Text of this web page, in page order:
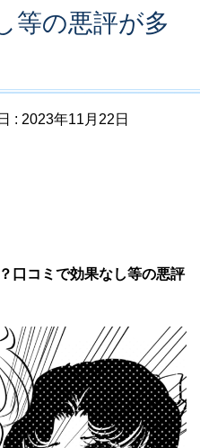
等の悪評が多
: 2023年11月22日
口コミで効果なし等の悪評